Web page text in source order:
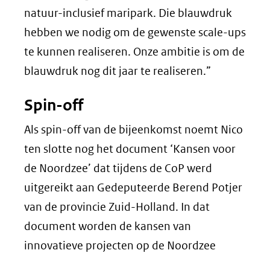
natuur-inclusief maripark. Die blauwdruk
hebben we nodig om de gewenste scale-ups
te kunnen realiseren. Onze ambitie is om de
blauwdruk nog dit jaar te realiseren.”
Spin-off
Als spin-off van de bijeenkomst noemt Nico
ten slotte nog het document ‘Kansen voor
de Noordzee’ dat tijdens de CoP werd
uitgereikt aan Gedeputeerde Berend Potjer
van de provincie Zuid-Holland. In dat
document worden de kansen van
innovatieve projecten op de Noordzee